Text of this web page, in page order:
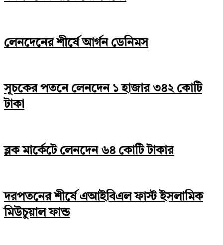
লেনদেনের শীর্ষে আর্গন ডেনিমস
সূচকের পতনে লেনদেন ১ হাজার ৩৪২ কোটি
টাকা
ব্লক মার্কেটে লেনদেন ৬৪ কোটি টাকার
দরপতনের শীর্ষে এআইবিএল ফাস্ট ইসলামিক
মিউচুয়াল ফান্ড